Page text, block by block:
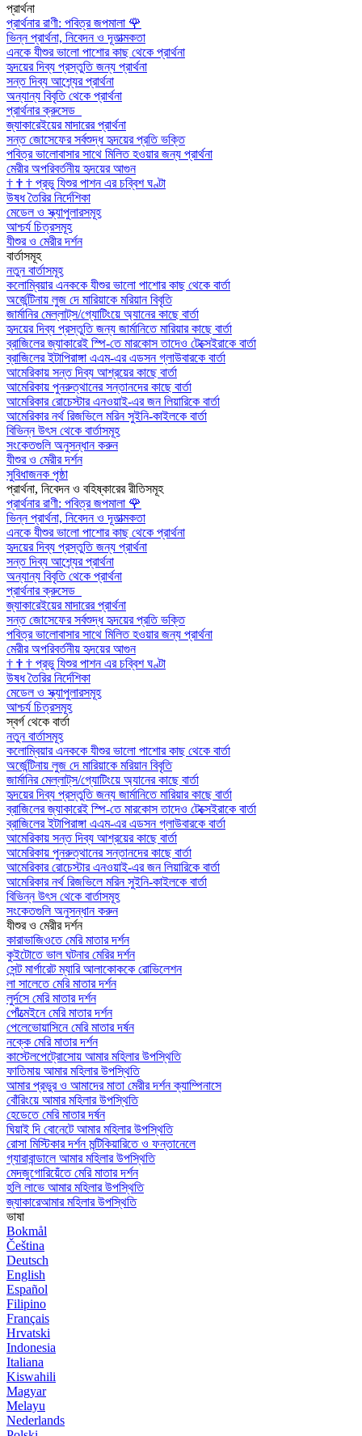
প্রার্থনা
প্রার্থনার রাণী: পবিত্র জপমালা 🌹
ভিন্ন প্রার্থনা, নিবেদন ও দূতাত্মকতা
এনকে যীশুর ভালো পাশোর কাছ থেকে প্রার্থনা
হৃদয়ের দিব্য প্রস্তুতি জন্য প্রার্থনা
সন্ত দিব্য আশ্র্যের প্রার্থনা
অন্যান্য বিবৃতি থেকে প্রার্থনা
প্রার্থনার ক্রুসেড
জ্যাকারেইয়ের মাদারের প্রার্থনা
সন্ত জোসেফের সর্বশুদ্ধ হৃদয়ের প্রতি ভক্তি
পবিত্র ভালোবাসার সাথে মিলিত হওয়ার জন্য প্রার্থনা
মেরীর অপরিবর্তনীয় হৃদয়ের আগুন
† † † প্রভু যিশুর পাশন এর চব্বিশ ঘণ্টা
উষধ তৈরির নির্দেশিকা
মেডেল ও স্ক্যাপুলারসমূহ
আশ্চর্য চিত্রসমূহ
যীশুর ও মেরীর দর্শন
বার্তাসমূহ
নতুন বার্তাসমূহ
কলোম্বিয়ার এনককে যীশুর ভালো পাশোর কাছ থেকে বার্তা
অর্জেন্টিনায় লুজ দে মারিয়াকে মরিয়ান বিবৃতি
জার্মানির মেল্লাট্‌স/গ্যোটিংয়ে অ্যানের কাছে বার্তা
হৃদয়ের দিব্য প্রস্তুতি জন্য জার্মানিতে মারিয়ার কাছে বার্তা
ব্রাজিলের জ্যাকারেই স্পি-তে মারকোস তাদেও টেক্সেইরাকে বার্তা
ব্রাজিলের ইটাপিরাঙ্গা এএম-এর এডসন গ্লাউবারকে বার্তা
আমেরিকায় সন্ত দিব্য আশ্রয়ের কাছে বার্তা
আমেরিকায় পুনরুত্থানের সন্তানদের কাছে বার্তা
আমেরিকার রোচেস্টার এনওয়াই-এর জন লিয়ারিকে বার্তা
আমেরিকার নর্থ রিজভিলে মরিন সুইনি-কাইলকে বার্তা
বিভিন্ন উৎস থেকে বার্তাসমূহ
সংকেতগুলি অনুসন্ধান করুন
যীশুর ও মেরীর দর্শন
সুবিধাজনক পৃষ্ঠা
প্রার্থনা, নিবেদন ও বহিষ্কারের রীতিসমূহ
প্রার্থনার রাণী: পবিত্র জপমালা 🌹
ভিন্ন প্রার্থনা, নিবেদন ও দূতাত্মকতা
এনকে যীশুর ভালো পাশোর কাছ থেকে প্রার্থনা
হৃদয়ের দিব্য প্রস্তুতি জন্য প্রার্থনা
সন্ত দিব্য আশ্র্যের প্রার্থনা
অন্যান্য বিবৃতি থেকে প্রার্থনা
প্রার্থনার ক্রুসেড
জ্যাকারেইয়ের মাদারের প্রার্থনা
সন্ত জোসেফের সর্বশুদ্ধ হৃদয়ের প্রতি ভক্তি
পবিত্র ভালোবাসার সাথে মিলিত হওয়ার জন্য প্রার্থনা
মেরীর অপরিবর্তনীয় হৃদয়ের আগুন
† † † প্রভু যিশুর পাশন এর চব্বিশ ঘণ্টা
উষধ তৈরির নির্দেশিকা
মেডেল ও স্ক্যাপুলারসমূহ
আশ্চর্য চিত্রসমূহ
স্বর্গ থেকে বার্তা
নতুন বার্তাসমূহ
কলোম্বিয়ার এনককে যীশুর ভালো পাশোর কাছ থেকে বার্তা
অর্জেন্টিনায় লুজ দে মারিয়াকে মরিয়ান বিবৃতি
জার্মানির মেল্লাট্‌স/গ্যোটিংয়ে অ্যানের কাছে বার্তা
হৃদয়ের দিব্য প্রস্তুতি জন্য জার্মানিতে মারিয়ার কাছে বার্তা
ব্রাজিলের জ্যাকারেই স্পি-তে মারকোস তাদেও টেক্সেইরাকে বার্তা
ব্রাজিলের ইটাপিরাঙ্গা এএম-এর এডসন গ্লাউবারকে বার্তা
আমেরিকায় সন্ত দিব্য আশ্রয়ের কাছে বার্তা
আমেরিকায় পুনরুত্থানের সন্তানদের কাছে বার্তা
আমেরিকার রোচেস্টার এনওয়াই-এর জন লিয়ারিকে বার্তা
আমেরিকার নর্থ রিজভিলে মরিন সুইনি-কাইলকে বার্তা
বিভিন্ন উৎস থেকে বার্তাসমূহ
সংকেতগুলি অনুসন্ধান করুন
যীশুর ও মেরীর দর্শন
কারাভাজিওতে মেরি মাতার দর্শন
কুইটোতে ভাল ঘটনার মেরির দর্শন
সেন্ট মার্গারেট ম্যারি আলাকোককে রোভিলেশন
লা সালেতে মেরি মাতার দর্শন
লুর্দসে মেরি মাতার দর্শন
পোঁত্মেইনে মেরি মাতার দর্শন
পেলেভোয়াসিনে মেরি মাতার দর্ষন
নক্কে মেরি মাতার দর্শন
কাস্টেলপেট্রোসোয় আমার মহিলার উপস্থিতি
ফাতিমায় আমার মহিলার উপস্থিতি
আমার প্রভুর ও আমাদের মাতা মেরীর দর্শন ক্যাম্পিনাসে
বোঁরিংয়ে আমার মহিলার উপস্থিতি
হেডেতে মেরি মাতার দর্ষন
ঘিয়াই দি বোনেটে আমার মহিলার উপস্থিতি
রোসা মিস্টিকার দর্শন মন্টিকিয়ারিতে ও ফন্তানেলে
গ্যারাবান্ডালে আমার মহিলার উপস্থিতি
মেদজুগোরিয়েঁতে মেরি মাতার দর্শন
হলি লাভে আমার মহিলার উপস্থিতি
জ্যাকারেআমার মহিলার উপস্থিতি
ভাষা
Bokmål
Čeština
Deutsch
English
Español
Filipino
Français
Hrvatski
Indonesia
Italiana
Kiswahili
Magyar
Melayu
Nederlands